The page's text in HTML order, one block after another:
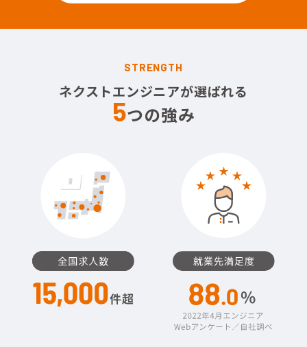
STRENGTH
ネクストエンジニアが選ばれる
5つの強み